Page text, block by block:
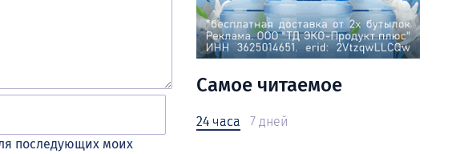
последующих моих
Самое читаемое
24 часа 7 дней